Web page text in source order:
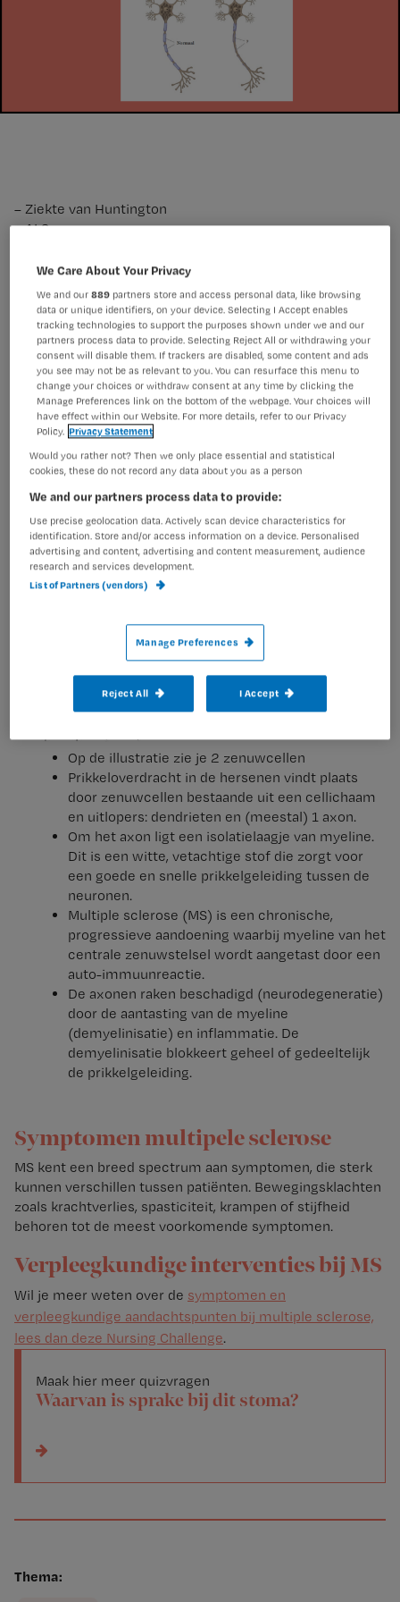
– Ziekte van Huntington
– ALS
– Multipele sclerose
Het juiste antwoord is D: multiple
sclerose.
Op de illustratie zie je 2 zenuwcellen
Prikkeloverdracht in de hersenen vindt plaats
door zenuwcellen bestaande uit een cellichaam
en uitlopers: dendrieten en (meestal) 1 axon.
Om het axon ligt een isolatielaagje van myeline.
Dit is een witte, vetachtige stof die zorgt voor
een goede en snelle prikkelgeleiding tussen de
neuronen.
Multiple sclerose (MS) is een chronische,
progressieve aandoening waarbij myeline van het
centrale zenuwstelsel wordt aangetast door een
auto-immuunreactie.
De axonen raken beschadigd (neurodegeneratie)
door de aantasting van de myeline
(demyelinisatie) en inflammatie. De
demyelinisatie blokkeert geheel of gedeeltelijk
de prikkelgeleiding.
Symptomen multipele sclerose
MS kent een breed spectrum aan symptomen, die sterk
kunnen verschillen tussen patiënten. Bewegingsklachten
zoals krachtverlies, spasticiteit, krampen of stijfheid
behoren tot de meest voorkomende symptomen.
Verpleegkundige interventies bij MS
Wil je meer weten over de symptomen en
verpleegkundige aandachtspunten bij multiple sclerose,
lees dan deze Nursing Challenge.
Maak hier meer quizvragen
Waarvan is sprake bij dit stoma?
Thema:
We Care About Your Privacy
We and our889 partners store and access personal data, like browsing
data or unique identifiers, on your device. Selecting I Accept enables
tracking technologies to support the purposes shown under we and our
partners process data to provide. Selecting Reject All or withdrawing your
consent will disable them. If trackers are disabled, some content and ads
you see may not be as relevant to you. You can resurface this menu to
change your choices or withdraw consent at any time by clicking the
Manage Preferences link on the bottom of the webpage. Your choices will
have effect within our Website. For more details, refer to our Privacy
Policy. Privacy Statement
Would you rather not? Then we only place essential and statistical
cookies, these do not record any data about you as a person
We and our partners process data to provide:
Use precise geolocation data. Actively scan device characteristics for
identification. Store and/or access information on a device. Personalised
advertising and content, advertising and content measurement, audience
research and services development.
List of Partners (vendors)
Manage Preferences
Reject All I Accept